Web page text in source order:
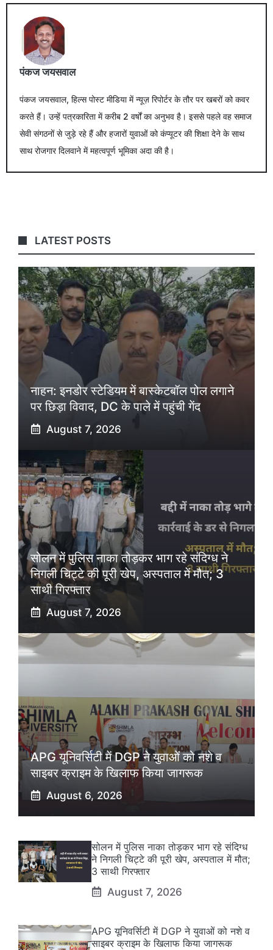
पंकज जयसवाल
पंकज जयसवाल, हिल्स पोस्ट मीडिया में न्यूज़ रिपोर्टर के तौर पर खबरों को कवर
करते हैं। उन्हें पत्रकारिता में करीब 2 वर्षों का अनुभव है। इससे पहले वह समाज
सेवी संगठनों से जुड़े रहे हैं और हजारों युवाओं को कंप्यूटर की शिक्षा देने के साथ
साथ रोजगार दिलवाने में महत्वपूर्ण भूमिका अदा की है।
LATEST POSTS
नाहन: इनडोर स्टेडियम में बास्केटबॉल पोल लगाने
पर छिड़ा विवाद, DC के पाले में पहुंची गेंद
August 7, 2026
सोलन में पुलिस नाका तोड़कर भाग रहे संदिग्ध ने
निगली चिट्टे की पूरी खेप, अस्पताल में मौत; 3
साथी गिरफ्तार
August 7, 2026
APG यूनिवर्सिटी में DGP ने युवाओं को नशे व
साइबर क्राइम के खिलाफ किया जागरूक
August 6, 2026
सोलन में पुलिस नाका तोड़कर भाग रहे संदिग्ध
ने निगली चिट्टे की पूरी खेप, अस्पताल में मौत;
3 साथी गिरफ्तार
August 7, 2026
APG यूनिवर्सिटी में DGP ने युवाओं को नशे व
साइबर क्राइम के खिलाफ किया जागरूक